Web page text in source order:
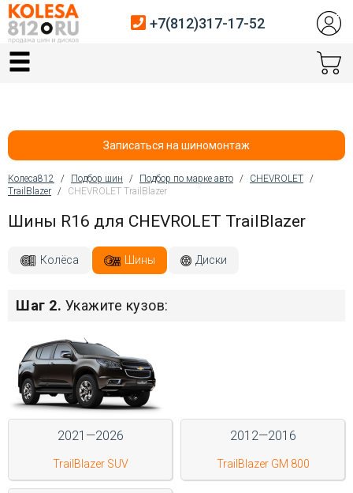
Главная
Автосервис
Хранение шин
Покупателям
Контакты
Войти на сайт
+7(812)317-
52
+7(812)317-17-52
Записаться на шиномонтаж
Вы здесь
Колеса812 / Подбор шин / Подбор по марке авто / CHEVROLET /
TrailBlazer / CHEVROLET TrailBlazer
Шины R16 для CHEVROLET TrailBlazer
Колёса Шины Диски
Шаг 2. Укажите кузов:
2021—2026
TrailBlazer SUV
2012—2016
TrailBlazer GM 800